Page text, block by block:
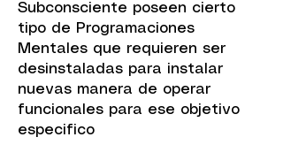
Subconsciente poseen cierto
tipo de Programaciones
Mentales que requieren ser
desinstaladas para instalar
nuevas manera de operar
funcionales para ese objetivo
especifico